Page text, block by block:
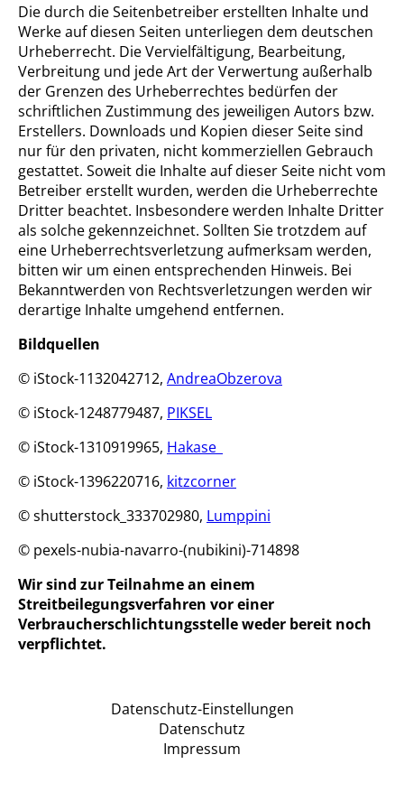
Die durch die Seitenbetreiber erstellten Inhalte und
Werke auf diesen Seiten unterliegen dem deutschen
Urheberrecht. Die Vervielfältigung, Bearbeitung,
Verbreitung und jede Art der Verwertung außerhalb
der Grenzen des Urheberrechtes bedürfen der
schriftlichen Zustimmung des jeweiligen Autors bzw.
Erstellers. Downloads und Kopien dieser Seite sind
nur für den privaten, nicht kommerziellen Gebrauch
gestattet. Soweit die Inhalte auf dieser Seite nicht vom
Betreiber erstellt wurden, werden die Urheberrechte
Dritter beachtet. Insbesondere werden Inhalte Dritter
als solche gekennzeichnet. Sollten Sie trotzdem auf
eine Urheberrechtsverletzung aufmerksam werden,
bitten wir um einen entsprechenden Hinweis. Bei
Bekanntwerden von Rechtsverletzungen werden wir
derartige Inhalte umgehend entfernen.
Bildquellen
© iStock-1132042712, AndreaObzerova
© iStock-1248779487, PIKSEL
© iStock-1310919965, Hakase_
© iStock-1396220716, kitzcorner
© shutterstock_333702980, Lumppini
© pexels-nubia-navarro-(nubikini)-714898
Wir sind zur Teilnahme an einem
Streitbeilegungsverfahren vor einer
Verbraucherschlichtungsstelle weder bereit noch
verpflichtet.
Datenschutz-Einstellungen
Datenschutz
Impressum